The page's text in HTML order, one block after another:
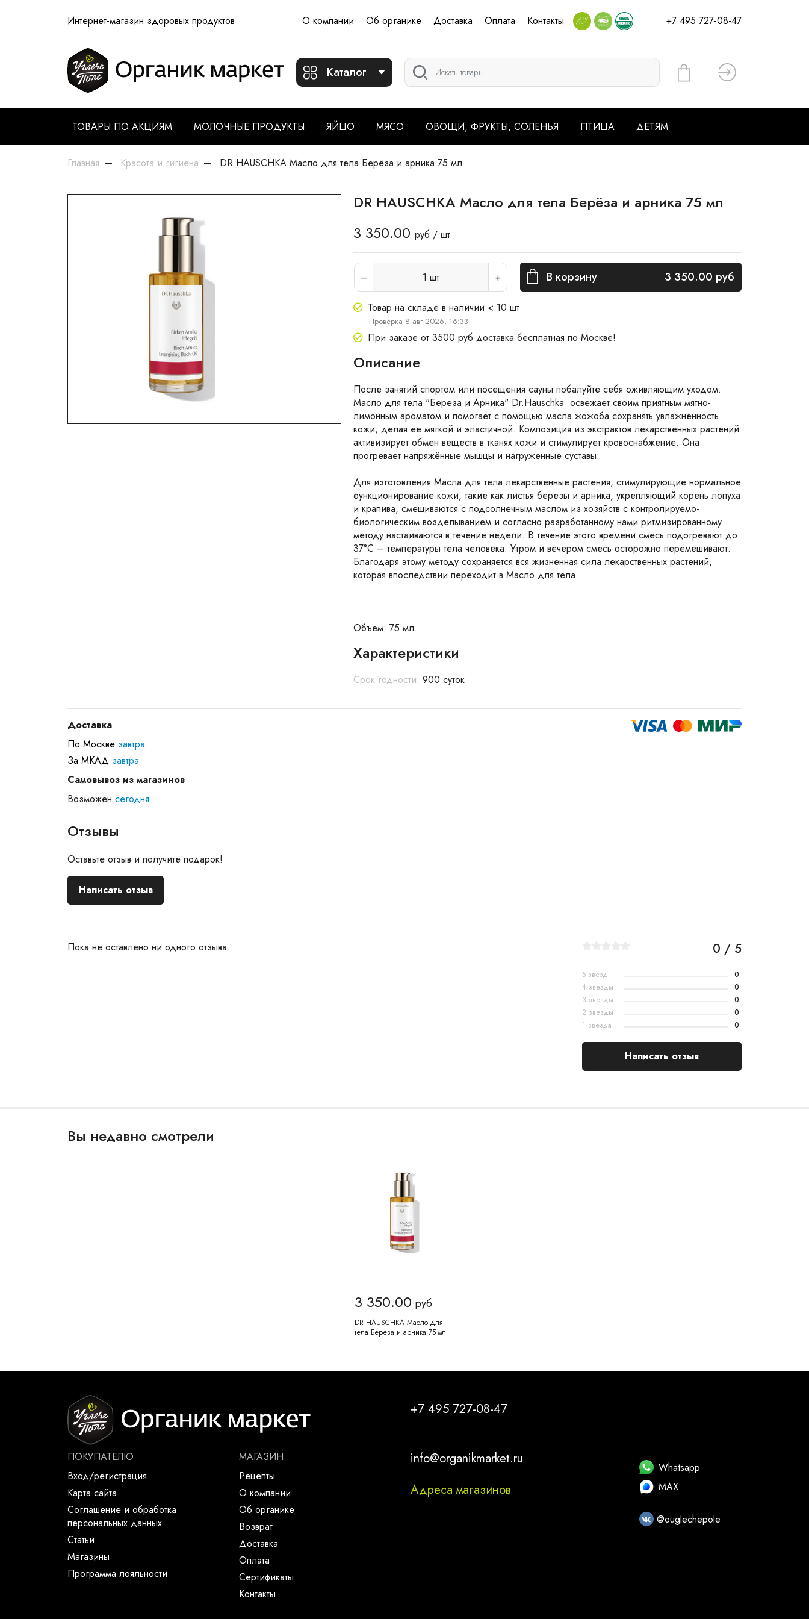
Интернет-магазин здоровых продуктов О компании Об органике Доставка Оплата Контакты +7 495 727-08-47
Каталог Вход
ТОВАРЫ ПО АКЦИЯМ МОЛОЧНЫЕ ПРОДУКТЫ ЯЙЦО МЯСО ОВОЩИ, ФРУКТЫ, СОЛЕНЬЯ ПТИЦА ДЕТЯМ
Главная Красота и гигиена DR HAUSCHKA Масло для тела Берёза и арника 75 мл
DR HAUSCHKA Масло для тела Берёза и арника 75 мл
3 350.00 руб / шт
1 шт В корзину 3 350.00 руб
Товар на складе в наличии < 10 шт
Проверка 8 авг 2026, 16:33
При заказе от 3500 руб доставка бесплатная по Москве!
Описание
После занятий спортом или посещения сауны побалуйте себя оживляющим уходом.
Масло для тела "Береза и Арника" Dr.Hauschka освежает своим приятным мятно-
лимонным ароматом и помогает с помощью масла жожоба сохранять увлажнённость
кожи, делая ее мягкой и эластичной. Композиция из экстрактов лекарственных растений
активизирует обмен веществ в тканях кожи и стимулирует кровоснабжение. Она
прогревает напряжённые мышцы и нагруженные суставы.
Для изготовления Масла для тела лекарственные растения, стимулирующие нормальное
функционирование кожи, такие как листья березы и арника, укрепляющий корень лопуха
и крапива, смешиваются с подсолнечным маслом из хозяйств с контролируемо-
биологическим возделыванием и согласно разработанному нами ритмизированному
методу настаиваются в течение недели. В течение этого времени смесь подогревают до
37°C – температуры тела человека. Утром и вечером смесь осторожно перемешивают.
Благодаря этому методу сохраняется вся жизненная сила лекарственных растений,
которая впоследствии переходит в Масло для тела.
Объём: 75 мл.
Характеристики
Срок годности: 900 суток
Доставка
По Москве завтра
За МКАД завтра
Самовывоз из магазинов
Возможен сегодня
Отзывы
Оставьте отзыв и получите подарок!
Написать отзыв
Пока не оставлено ни одного отзыва. 0 / 5
5 звезд
0
4 звезды
0
3 звезды
0
2 звезды
0
1 звезда
0
Написать отзыв
Вы недавно смотрели
3 350.00 руб
DR HAUSCHKA Масло для
тела Берёза и арника 75 мл
ПОКУПАТЕЛЮ
Вход/регистрация
Карта сайта
Соглашение и обработка
персональных данных
Статьи
Магазины
Программа лояльности
МАГАЗИН
Рецепты
О компании
Об органике
Возврат
Доставка
Оплата
Сертификаты
Контакты
+7 495 727-08-47
info@organikmarket.ru
Адреса магазинов
Whatsapp
MAX
@ouglechepole